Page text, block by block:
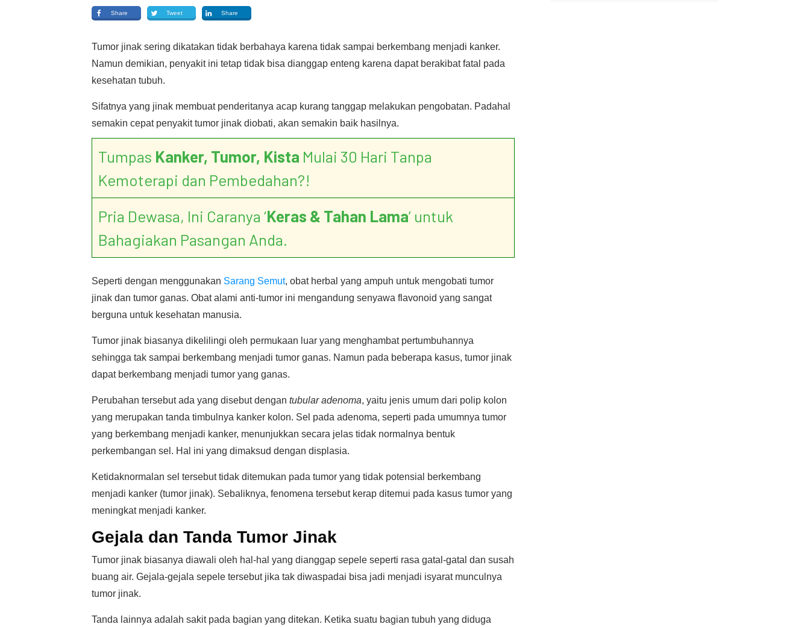
Share Tweet Share
Tumor jinak sering dikatakan tidak berbahaya karena tidak sampai berkembang menjadi kanker.
Namun demikian, penyakit ini tetap tidak bisa dianggap enteng karena dapat berakibat fatal pada
kesehatan tubuh.
Sifatnya yang jinak membuat penderitanya acap kurang tanggap melakukan pengobatan. Padahal
semakin cepat penyakit tumor jinak diobati, akan semakin baik hasilnya.
Tumpas Kanker, Tumor, Kista Mulai 30 Hari Tanpa
Kemoterapi dan Pembedahan?!
Pria Dewasa, Ini Caranya ‘Keras & Tahan Lama’ untuk
Bahagiakan Pasangan Anda.
Seperti dengan menggunakan Sarang Semut, obat herbal yang ampuh untuk mengobati tumor
jinak dan tumor ganas. Obat alami anti-tumor ini mengandung senyawa flavonoid yang sangat
berguna untuk kesehatan manusia.
Tumor jinak biasanya dikelilingi oleh permukaan luar yang menghambat pertumbuhannya
sehingga tak sampai berkembang menjadi tumor ganas. Namun pada beberapa kasus, tumor jinak
dapat berkembang menjadi tumor yang ganas.
Perubahan tersebut ada yang disebut dengan tubular adenoma, yaitu jenis umum dari polip kolon
yang merupakan tanda timbulnya kanker kolon. Sel pada adenoma, seperti pada umumnya tumor
yang berkembang menjadi kanker, menunjukkan secara jelas tidak normalnya bentuk
perkembangan sel. Hal ini yang dimaksud dengan displasia.
Ketidaknormalan sel tersebut tidak ditemukan pada tumor yang tidak potensial berkembang
menjadi kanker (tumor jinak). Sebaliknya, fenomena tersebut kerap ditemui pada kasus tumor yang
meningkat menjadi kanker.
Gejala dan Tanda Tumor Jinak
Tumor jinak biasanya diawali oleh hal-hal yang dianggap sepele seperti rasa gatal-gatal dan susah
buang air. Gejala-gejala sepele tersebut jika tak diwaspadai bisa jadi menjadi isyarat munculnya
tumor jinak.
Tanda lainnya adalah sakit pada bagian yang ditekan. Ketika suatu bagian tubuh yang diduga